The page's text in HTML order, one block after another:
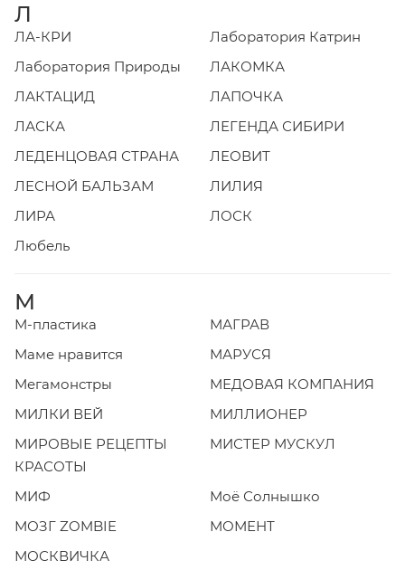
Л
ЛА-КРИ
Лаборатория Катрин
Лаборатория Природы
ЛАКОМКА
ЛАКТАЦИД
ЛАПОЧКА
ЛАСКА
ЛЕГЕНДА СИБИРИ
ЛЕДЕНЦОВАЯ СТРАНА
ЛЕОВИТ
ЛЕСНОЙ БАЛЬЗАМ
ЛИЛИЯ
ЛИРА
ЛОСК
Любель
М
М-пластика
МАГРАВ
Маме нравится
МАРУСЯ
Мегамонстры
МЕДОВАЯ КОМПАНИЯ
МИЛКИ ВЕЙ
МИЛЛИОНЕР
МИРОВЫЕ РЕЦЕПТЫ
КРАСОТЫ
МИСТЕР МУСКУЛ
МИФ
Моё Солнышко
МОЗГ ZOMBIE
МОМЕНТ
МОСКВИЧКА